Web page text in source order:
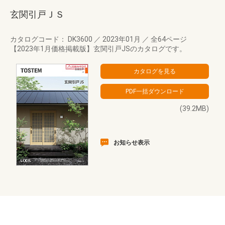
玄関引戸ＪＳ
カタログコード： DK3600 ／ 2023年01月 ／ 全64ページ
【2023年1月価格掲載版】玄関引戸JSのカタログです。
(39.2MB)
お知らせ表示